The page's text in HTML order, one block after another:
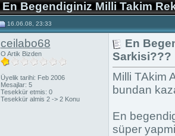
En Begendiginiz Milli Takim
16.06.08, 23:33
ceilabo68
O Artik Bizden
Üyelik tarihi: Feb 2006
Mesajlar: 5
Tesekkür etmis: 0
Tesekkür almis 2 -> 2 Konu
En
Sarkisi???
Milli TAkim
bundan
En
süper